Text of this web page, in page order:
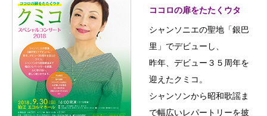
ココロの扉をたたくウタ
シャンソニエの聖地「銀巴
里」でデビューし、
昨年、デビュー３５周年を
迎えたクミコ。
シャンソンから昭和歌謡ま
で幅広いレパートリーを披